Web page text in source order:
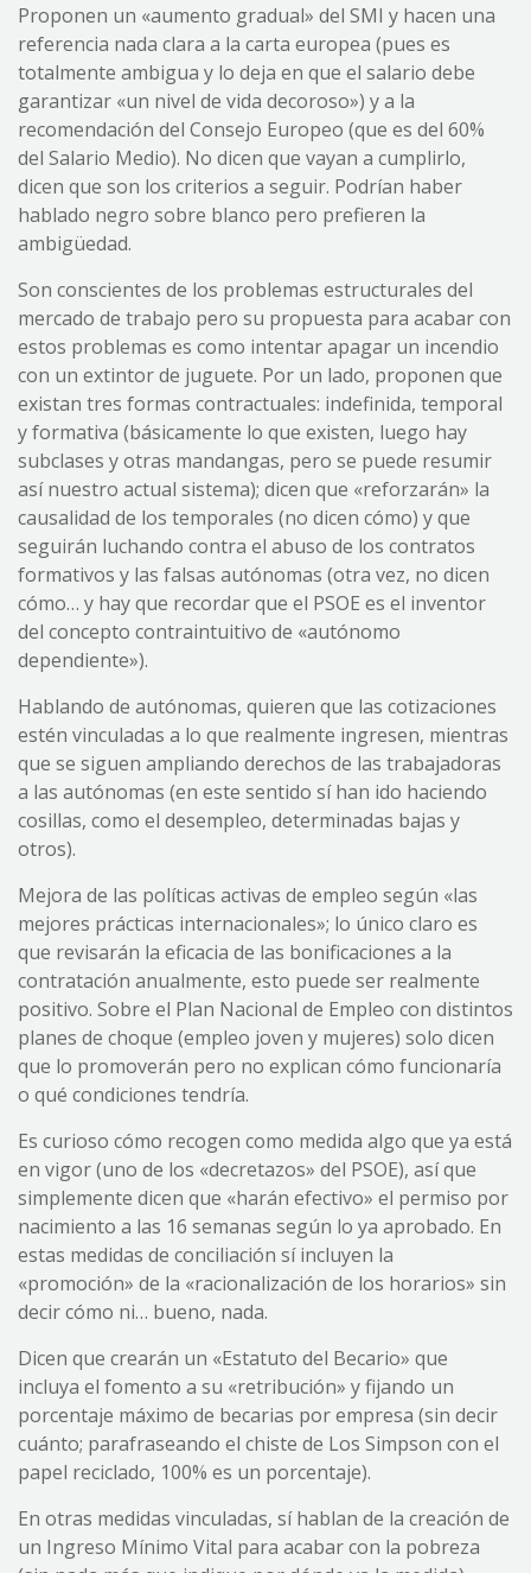
Proponen un «aumento gradual» del SMI y hacen una
referencia nada clara a la carta europea (pues es
totalmente ambigua y lo deja en que el salario debe
garantizar «un nivel de vida decoroso») y a la
recomendación del Consejo Europeo (que es del 60%
del Salario Medio). No dicen que vayan a cumplirlo,
dicen que son los criterios a seguir. Podrían haber
hablado negro sobre blanco pero prefieren la
ambigüedad.
Son conscientes de los problemas estructurales del
mercado de trabajo pero su propuesta para acabar con
estos problemas es como intentar apagar un incendio
con un extintor de juguete. Por un lado, proponen que
existan tres formas contractuales: indefinida, temporal
y formativa (básicamente lo que existen, luego hay
subclases y otras mandangas, pero se puede resumir
así nuestro actual sistema); dicen que «reforzarán» la
causalidad de los temporales (no dicen cómo) y que
seguirán luchando contra el abuso de los contratos
formativos y las falsas autónomas (otra vez, no dicen
cómo… y hay que recordar que el PSOE es el inventor
del concepto contraintuitivo de «autónomo
dependiente»).
Hablando de autónomas, quieren que las cotizaciones
estén vinculadas a lo que realmente ingresen, mientras
que se siguen ampliando derechos de las trabajadoras
a las autónomas (en este sentido sí han ido haciendo
cosillas, como el desempleo, determinadas bajas y
otros).
Mejora de las políticas activas de empleo según «las
mejores prácticas internacionales»; lo único claro es
que revisarán la eficacia de las bonificaciones a la
contratación anualmente, esto puede ser realmente
positivo. Sobre el Plan Nacional de Empleo con distintos
planes de choque (empleo joven y mujeres) solo dicen
que lo promoverán pero no explican cómo funcionaría
o qué condiciones tendría.
Es curioso cómo recogen como medida algo que ya está
en vigor (uno de los «decretazos» del PSOE), así que
simplemente dicen que «harán efectivo» el permiso por
nacimiento a las 16 semanas según lo ya aprobado. En
estas medidas de conciliación sí incluyen la
«promoción» de la «racionalización de los horarios» sin
decir cómo ni… bueno, nada.
Dicen que crearán un «Estatuto del Becario» que
incluya el fomento a su «retribución» y fijando un
porcentaje máximo de becarias por empresa (sin decir
cuánto; parafraseando el chiste de Los Simpson con el
papel reciclado, 100% es un porcentaje).
En otras medidas vinculadas, sí hablan de la creación de
un Ingreso Mínimo Vital para acabar con la pobreza